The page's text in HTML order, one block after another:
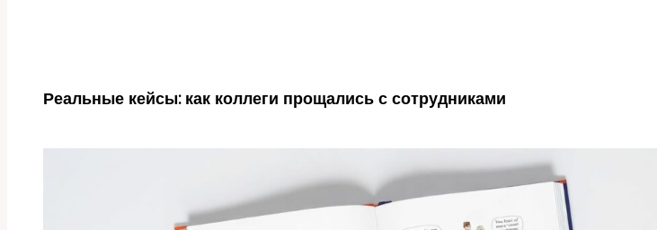
Реальные кейсы: как коллеги прощались с сотрудниками